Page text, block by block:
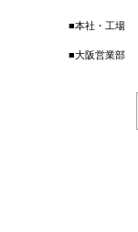
■本社・工場
■大阪営業部